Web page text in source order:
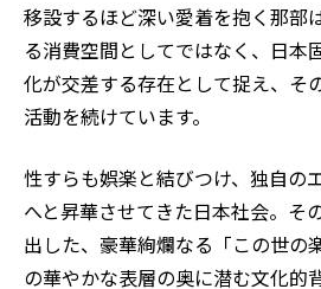
移設するほど深い愛着を抱く那部
る消費空間としてではなく、日本
化が交差する存在として捉え、そ
活動を続けています。
性すらも娯楽と結びつけ、独自の
へと昇華させてきた日本社会。そ
出した、豪華絢爛なる「この世
の華やかな表層の奥に潜む文化的